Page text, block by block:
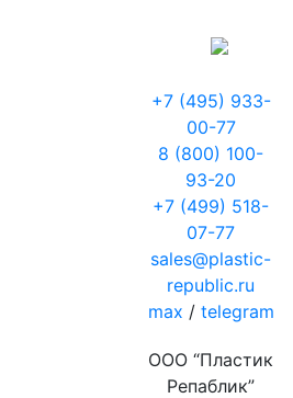
+7 (495) 933-
00-77
8 (800) 100-
93-20
+7 (499) 518-
07-77
sales@plastic-
republic.ru
max / telegram
ООО “Пластик
Репаблик”